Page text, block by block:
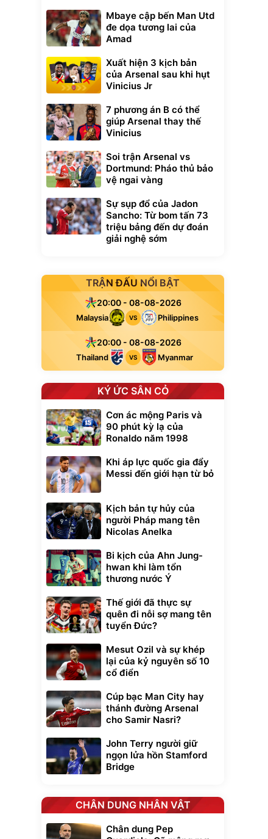
Mbaye cập bến Man Utd
đe dọa tương lai của
Amad
Xuất hiện 3 kịch bản
của Arsenal sau khi hụt
Vinicius Jr
7 phương án B có thể
giúp Arsenal thay thế
Vinicius
Soi trận Arsenal vs
Dortmund: Pháo thủ bảo
vệ ngai vàng
Sự sụp đổ của Jadon
Sancho: Từ bom tấn 73
triệu bảng đến dự đoán
giải nghệ sớm
TRẬN ĐẤU NỔI BẬT
20:00 - 08-08-2026
Malaysia VS Philippines
20:00 - 08-08-2026
Thailand VS Myanmar
KÝ ỨC SÂN CỎ
Cơn ác mộng Paris và
90 phút kỳ lạ của
Ronaldo năm 1998
Khi áp lực quốc gia đẩy
Messi đến giới hạn từ bỏ
Kịch bản tự hủy của
người Pháp mang tên
Nicolas Anelka
Bi kịch của Ahn Jung-
hwan khi làm tổn
thương nước Ý
Thế giới đã thực sự
quên đi nỗi sợ mang tên
tuyển Đức?
Mesut Ozil và sự khép
lại của kỷ nguyên số 10
cổ điển
Cúp bạc Man City hay
thánh đường Arsenal
cho Samir Nasri?
John Terry người giữ
ngọn lửa hồn Stamford
Bridge
CHÂN DUNG NHÂN VẬT
Chân dung Pep